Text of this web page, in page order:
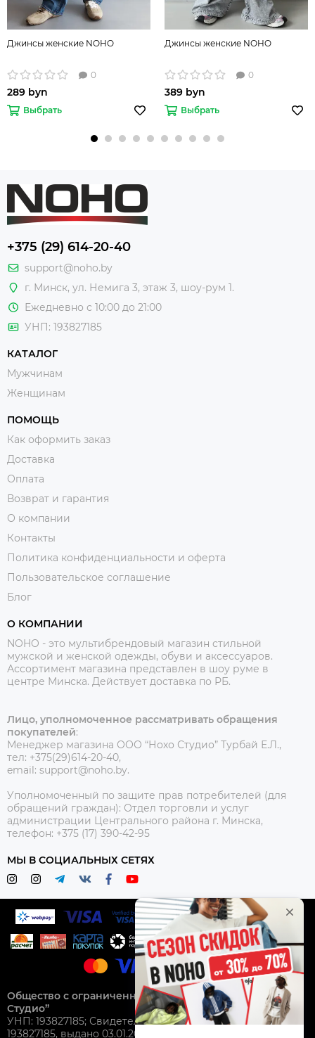
Джинсы женские NOHO
0
289 byn
Выбрать
Джинсы женские NOHO
0
389 byn
Выбрать
+375 (29) 614-20-40
support@noho.by
г. Минск, ул. Немига 3, этаж 3, шоу-рум 1.
Ежедневно с 10:00 до 21:00
УНП: 193827185
КАТАЛОГ
Мужчинам
Женщинам
ПОМОЩЬ
Как оформить заказ
Доставка
Оплата
Возврат и гарантия
О компании
Контакты
Политика конфиденциальности и оферта
Пользовательское соглашение
Блог
О КОМПАНИИ
NOHO - это мультибрендовый магазин стильной
мужской и женской одежды, обуви и аксессуаров.
Ассортимент магазина представлен в шоу руме в
центре Минска. Действует доставка по РБ.
Лицо, уполномоченное рассматривать обращения
покупателей:
Менеджер магазина ООО “Нохо Студио” Турбай Е.Л.,
тел: +375(29)614-20-40,
email: support@noho.by.
Уполномоченный по защите прав потребителей (для
обращений граждан): Отдел торговли и услуг
администрации Центрального района г. Минска,
телефон: +375 (17) 390-42-95
МЫ В СОЦИАЛЬНЫХ СЕТЯХ
Общество с ограниченной ответственностью “Нохо
Студио”
УНП: 193827185; Свидетельство о гос. регистрации №
193827185, выдано 03.01.2025